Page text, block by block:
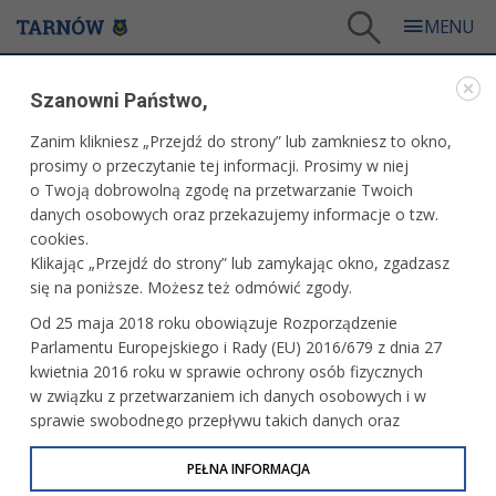
Małopolskie Wyzwanie „Tydzień dla klimatu” – edycja jesienna. Dzień 6
WARTO PRZECZYTAĆ
MAŁOPOLSKIE WYZWANIE „TYDZIEŃ DLA
KLIMATU” – EDYCJA JESIENNA. DZIEŃ 6
03.10.2022, 09:11 Redakcja tarnow.pl
Jesień to czas gromadzenia zapasów. Właśnie teraz
stragany pełne są pysznych owoców i warzyw, a w wielu
miastach i gminach odbywają się kiermasze produktów
lokalnych. Skorzystajcie z okazji, by kupić zdrowe i świeże
dynie, papryki, jabłka.
Szanowni Państwo,
Zanim klikniesz „Przejdź do strony” lub zamkniesz to okno,
prosimy o przeczytanie tej informacji. Prosimy w niej
o Twoją dobrowolną zgodę na przetwarzanie Twoich
danych osobowych oraz przekazujemy informacje o tzw.
cookies.
Klikając „Przejdź do strony” lub zamykając okno, zgadzasz
się na poniższe. Możesz też odmówić zgody.
Od 25 maja 2018 roku obowiązuje Rozporządzenie
Parlamentu Europejskiego i Rady (EU) 2016/679 z dnia 27
kwietnia 2016 roku w sprawie ochrony osób fizycznych
w związku z przetwarzaniem ich danych osobowych i w
sprawie swobodnego przepływu takich danych oraz
uchylenia dyrektywy 95/46/WE (określane jako RODO, GDPR
lub Ogólne Rozporządzenie o Ochronie Danych
PEŁNA INFORMACJA